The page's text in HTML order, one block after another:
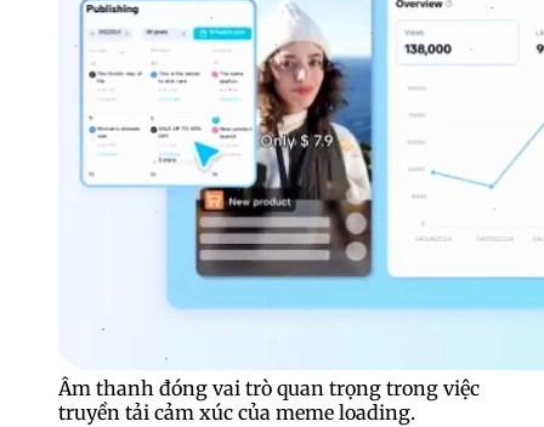
Âm thanh đóng vai trò quan trọng trong việc
truyền tải cảm xúc của meme loading.